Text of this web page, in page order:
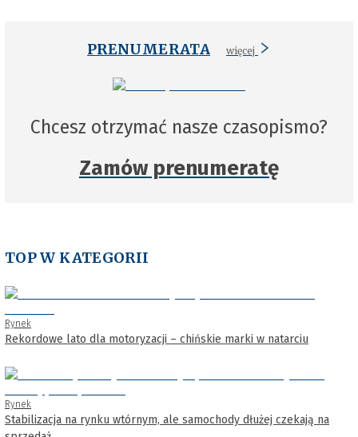
PRENUMERATA więcej
Chcesz otrzymać nasze czasopismo?
Zamów prenumeratę
TOP W KATEGORII
Rynek
Rekordowe lato dla motoryzacji – chińskie marki w natarciu
Rynek
Stabilizacja na rynku wtórnym, ale samochody dłużej czekają na